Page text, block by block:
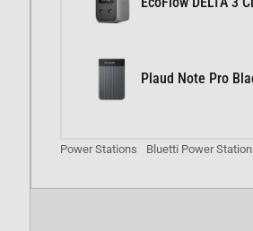
Plaud Note Pro
Power Stations Bluetti Power